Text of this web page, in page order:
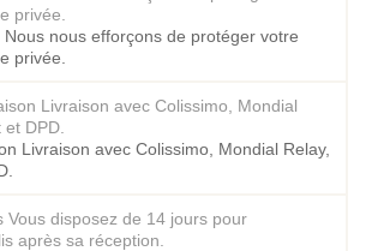
nous efforçons de protéger votre
privée.
Livraison avec Colissimo, Mondial Relay,